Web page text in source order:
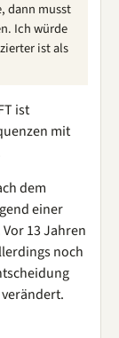
dann musst
Ich würde
ist als
ist
mit
dem
einer
13 Jahren
noch